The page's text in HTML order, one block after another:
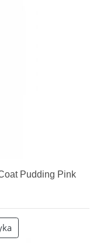
Pudding Pink